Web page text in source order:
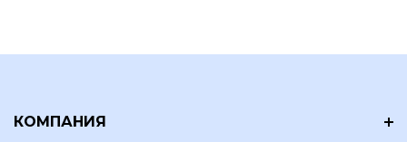
КОМПАНИЯ